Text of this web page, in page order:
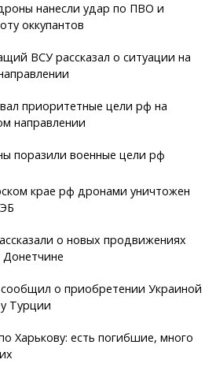
нанесли удар по ПВО и
оккупантов
ВСУ рассказал о ситуации на
приоритетные цели рф на
направлении
поразили военные цели рф
крае рф дронами уничтожен
о новых продвижениях
о приобретении Украиной
Турции
Харькову: есть погибшие, много